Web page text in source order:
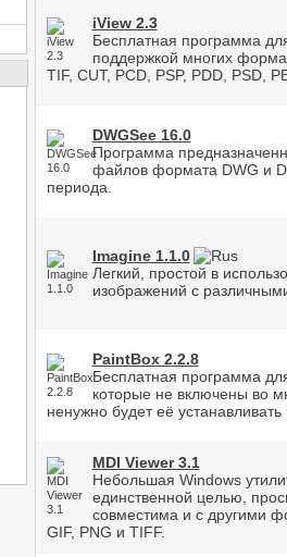
iView 2.3
Бесплатная программа
поддержкой многих
TIF, CUT, PCD, PSP, PDD, PSD,
DWGSee 16.0
Программа
файлов формата DWG и
периода.
Imagine 1.1.0
Легкий, простой в
изображений с
PaintBox 2.2.8
Бесплатная программа
которые не включены во
ненужно будет её устанавливать
MDI Viewer 3.1
Небольшая Windows
единственной целью,
совместима и с другими
GIF, PNG и TIFF.